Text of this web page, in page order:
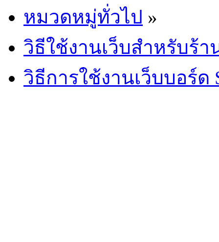
หมวดหมู่ทั่วไป »
วิธีใช้งานเว็บสำหรับร้า
วิธีการใช้งานเว็บบอร์ด